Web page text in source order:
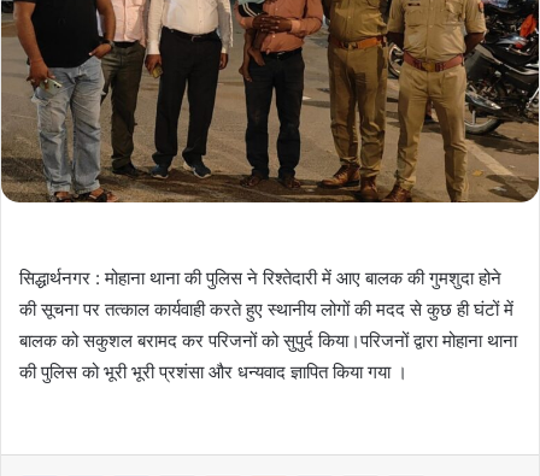
सिद्धार्थनगर : मोहाना थाना की पुलिस ने रिश्तेदारी में आए बालक की गुमशुदा होने
की सूचना पर तत्काल कार्यवाही करते हुए स्थानीय लोगों की मदद से कुछ ही घंटों में
बालक को सकुशल बरामद कर परिजनों को सुपुर्द किया।परिजनों द्वारा मोहाना थाना
की पुलिस को भूरी भूरी प्रशंसा और धन्यवाद ज्ञापित किया गया ।